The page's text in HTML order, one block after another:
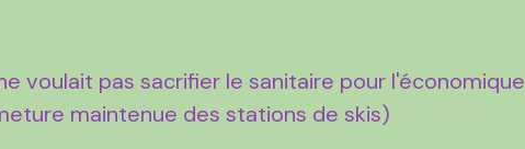
voulait pas sacrifier le sanitaire pour l'économique
maintenue des stations de skis)